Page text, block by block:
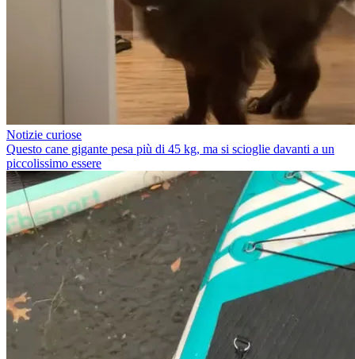
Notizie curiose
Questo cane gigante pesa più di 45 kg, ma si scioglie davanti a un
piccolissimo essere